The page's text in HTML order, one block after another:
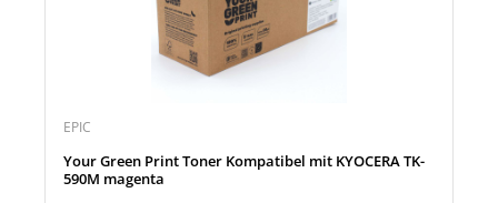
EPIC
Your Green Print Toner Kompatibel mit KYOCERA TK-
590M magenta